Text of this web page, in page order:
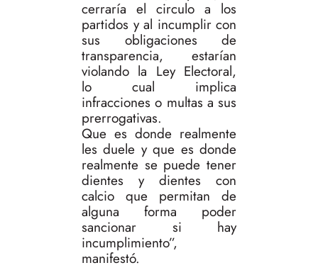
cerraría el circulo a los
partidos y al incumplir con
sus obligaciones de
transparencia, estarían
violando la Ley Electoral,
lo cual implica
infracciones o multas a sus
prerrogativas.
Que es donde realmente
les duele y que es donde
realmente se puede tener
dientes y dientes con
calcio que permitan de
alguna forma poder
sancionar si hay
incumplimiento”,
manifestó.